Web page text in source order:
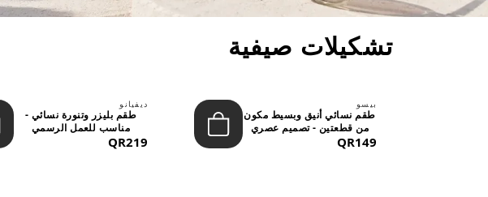
تشكيلات صيفية
بيسو
طقم نسائي أنيق وبسيط مكون
من قطعتين - تصميم عصري
QR149
ديفيانو
طقم بليزر وتنورة نسائي -
مناسب للعمل الرسمي
QR219